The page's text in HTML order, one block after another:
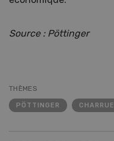
Source : Pöttinger
THÈMES
PÖTTINGER CHARRUE